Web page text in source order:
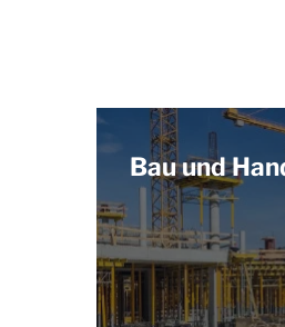
Bau und